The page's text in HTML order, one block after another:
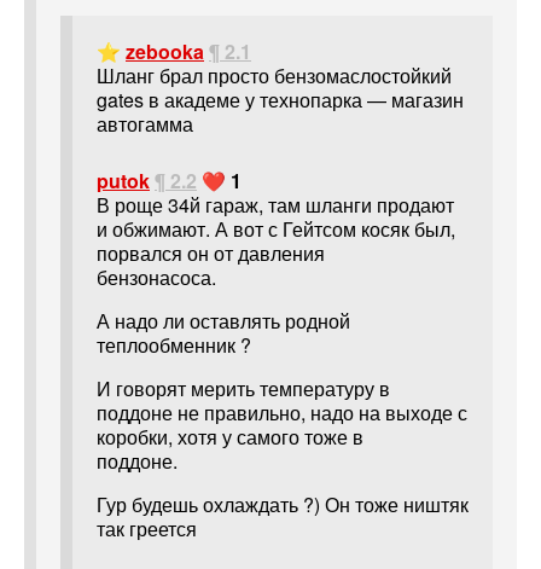
⭐ zebooka¶ 2.1
Шланг брал просто бензомаслостойкий
gates в академе у технопарка — магазин
автогамма
putok¶ 2.2 ❤️ 1
В роще 34й гараж, там шланги продают
и обжимают. А вот с Гейтсом косяк был,
порвался он от давления
бензонасоса.
А надо ли оставлять родной
теплообменник ?
И говорят мерить температуру в
поддоне не правильно, надо на выходе с
коробки, хотя у самого тоже в
поддоне.
Гур будешь охлаждать ?) Он тоже ништяк
так греется